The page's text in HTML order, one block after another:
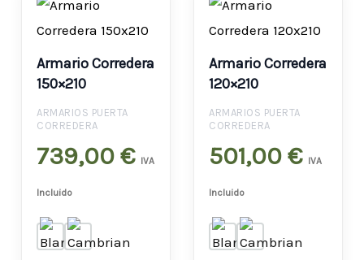
Armario Corredera
150×210
ARMARIOS PUERTA
CORREDERA
739,00€ IVA
Incluido
Armario Corredera
120×210
ARMARIOS PUERTA
CORREDERA
501,00€ IVA
Incluido